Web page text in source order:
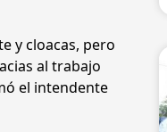
y cloacas, pero
al trabajo
el intendente